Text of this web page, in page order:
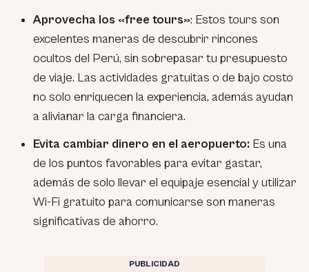
Aprovecha los «free tours»: Estos tours son
excelentes maneras de descubrir rincones
ocultos del Perú, sin sobrepasar tu presupuesto
de viaje. Las actividades gratuitas o de bajo costo
no solo enriquecen la experiencia, además ayudan
a alivianar la carga financiera.
Evita cambiar dinero en el aeropuerto: Es una
de los puntos favorables para evitar gastar,
además de solo llevar el equipaje esencial y utilizar
Wi-Fi gratuito para comunicarse son maneras
significativas de ahorro.
PUBLICIDAD